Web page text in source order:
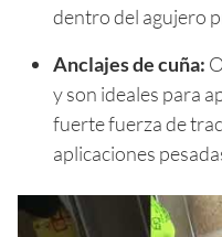
dentro del agujero
Anclajes de cuña:
y son ideales para
fuerte fuerza de
aplicaciones